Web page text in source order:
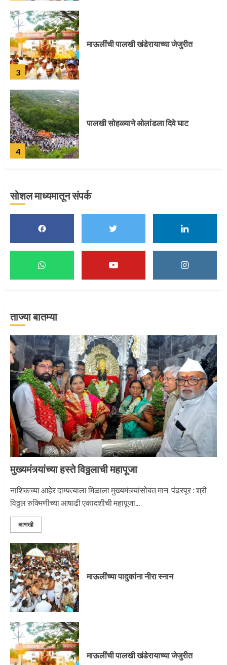
3
4
पुणेकरांकडून पालख्यांचे उत्साही स्वागत
2
माऊलींच्या पादुकांना नीरा स्नान
3
माऊलींची पालखी खंडेरायाच्या जेजुरीत
सोशल माध्यमातून संपर्क
ताज्या बातम्या
मुख्यमंत्र्यांच्या हस्ते विठ्ठलाची महापूजा
नाशिकच्या आहेर दाम्पत्याला मिळाला मुख्यमंत्र्यांसोबत मान पंढरपूर : श्री
विठ्ठल रुक्मिणीच्या आषाढी एकादशीची महापूजा...
आणखी
माऊलींच्या पादुकांना नीरा स्नान
माऊलींची पालखी खंडेरायाच्या जेजुरीत